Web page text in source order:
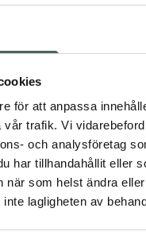
för att anpassa
trafik. Vi
och analysföretag
har tillhandahållit eller
när som helst ändra
lagligheten av
dig välja mellan 30
av ca. 25 cm och
vid ca. 20 cm.
minnesfunktion för din
vare sin LED-teknik.
och mångsidig.
den på väggen.
är nära naturligt